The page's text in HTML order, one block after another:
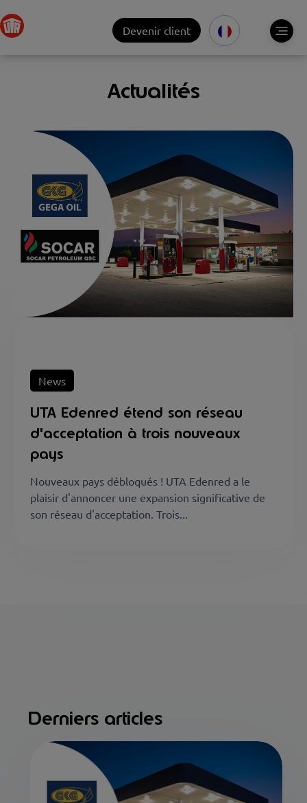
Devenir client
Actualités
News
UTA Edenred étend son réseau
d'acceptation à trois nouveaux
pays
Nouveaux pays débloqués ! UTA Edenred a le
plaisir d'annoncer une expansion significative de
son réseau d'acceptation. Trois...
Derniers articles